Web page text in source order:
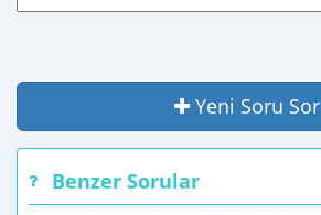
Yeni Soru Sor
Benzer Sorular